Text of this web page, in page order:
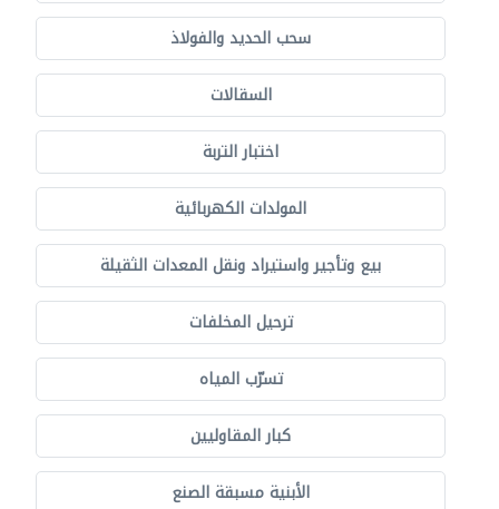
سحب الحديد والفولاذ
السقالات
اختبار التربة
المولدات الكهربائية
بيع وتأجير واستيراد ونقل المعدات الثقيلة
ترحيل المخلفات
تسرّب المياه
كبار المقاوليين
الأبنية مسبقة الصنع